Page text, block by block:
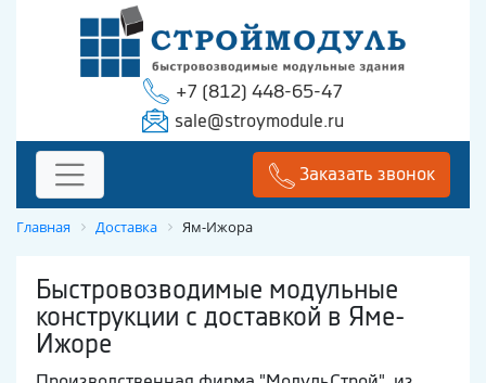
+7 (812) 448-65-47
sale@stroymodule.ru
Заказать звонок
Главная Доставка Ям-Ижора
Быстровозводимые модульные
конструкции с доставкой в Яме-
Ижоре